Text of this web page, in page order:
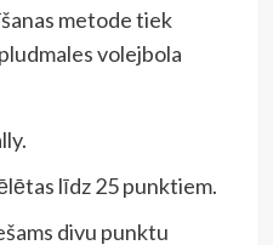
metode tiek
volejbola
līdz 25 punktiem.
divu punktu